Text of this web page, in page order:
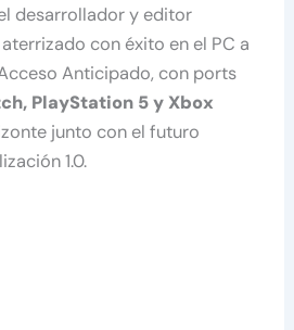
desarrollador y editor
aterrizado con éxito en el PC a
Anticipado, con ports
PlayStation 5 y Xbox
junto con el futuro
1.0.